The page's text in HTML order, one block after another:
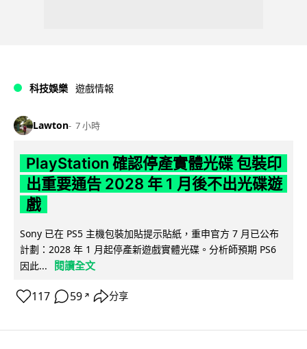
科技娛樂 遊戲情報
Lawton 7 小時
PlayStation 確認停產實體光碟 包裝印
出重要通告 2028 年 1 月後不出光碟遊
戲
Sony 已在 PS5 主機包裝加貼提示貼紙，重申官方 7 月已公布
計劃：2028 年 1 月起停產新遊戲實體光碟。分析師預期 PS6
因此...
閱讀全文
117 59 ↗ 分享